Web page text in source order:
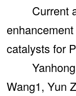
Current
catalysts for
Yanhong
Wang1, Yun